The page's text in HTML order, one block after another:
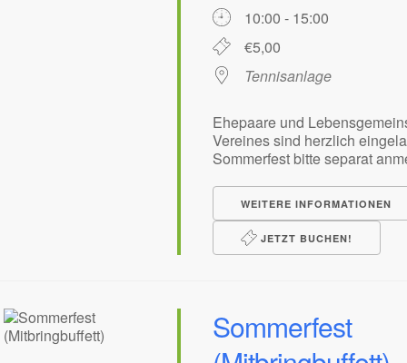
10:00 - 15:00
€5,00
Tennisanlage
Ehepaare und
Vereines sind herzlich
Sommerfest bitte separat
WEITERE INFORMATIONEN
JETZT BUCHEN!
Sommerfest